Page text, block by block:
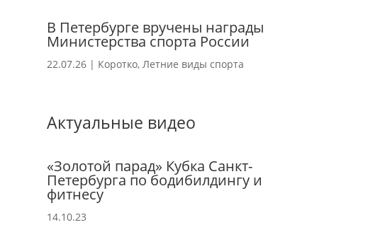
В Петербурге вручены награды
Министерства спорта России
22.07.26| Коротко, Летние виды спорта
Актуальные видео
«Золотой парад» Кубка Санкт-
Петербурга по бодибилдингу и
фитнесу
14.10.23